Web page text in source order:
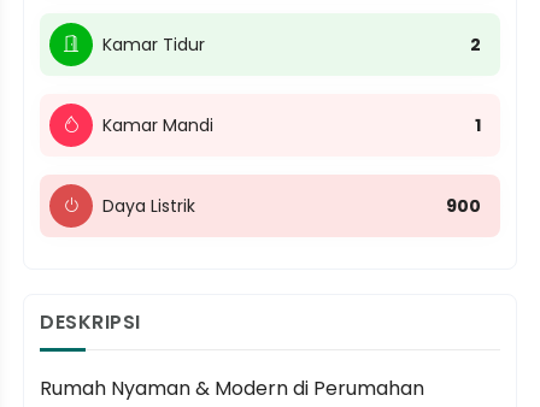
Kamar Tidur 2
Kamar Mandi 1
Daya Listrik 900
DESKRIPSI
Rumah Nyaman & Modern di Perumahan